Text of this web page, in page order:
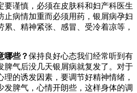
要谨慎，必须在皮肤科和妇产科医生
止病情加重而必须用药，银屑病孕妇
、精神紧张、感冒、受冷着凉等，
哪些？保持良好心态我们经常听到有
脾气后没几天银屑病就复发了。对于
的诱发因素，要调节好精神情绪，
发脾气，心情开朗些，这样身体的调